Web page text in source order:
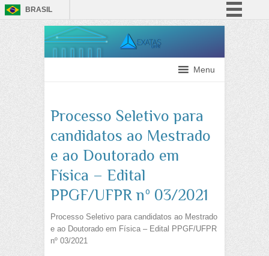
BRASIL
ParticipeMenu
Processo Seletivo para
candidatos ao Mestrado
e ao Doutorado em
Física – Edital
PPGF/UFPR nº 03/2021
Processo Seletivo para candidatos ao Mestrado
e ao Doutorado em Física – Edital PPGF/UFPR
nº 03/2021